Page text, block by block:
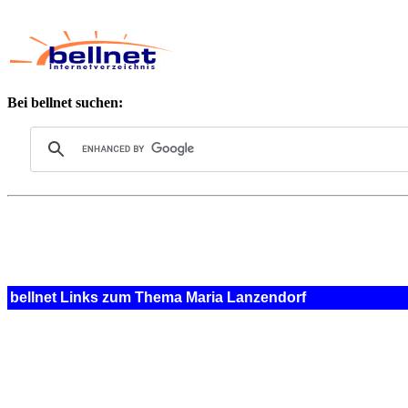
Bei bellnet suchen:
bellnet Links zum Thema Maria Lanzendorf